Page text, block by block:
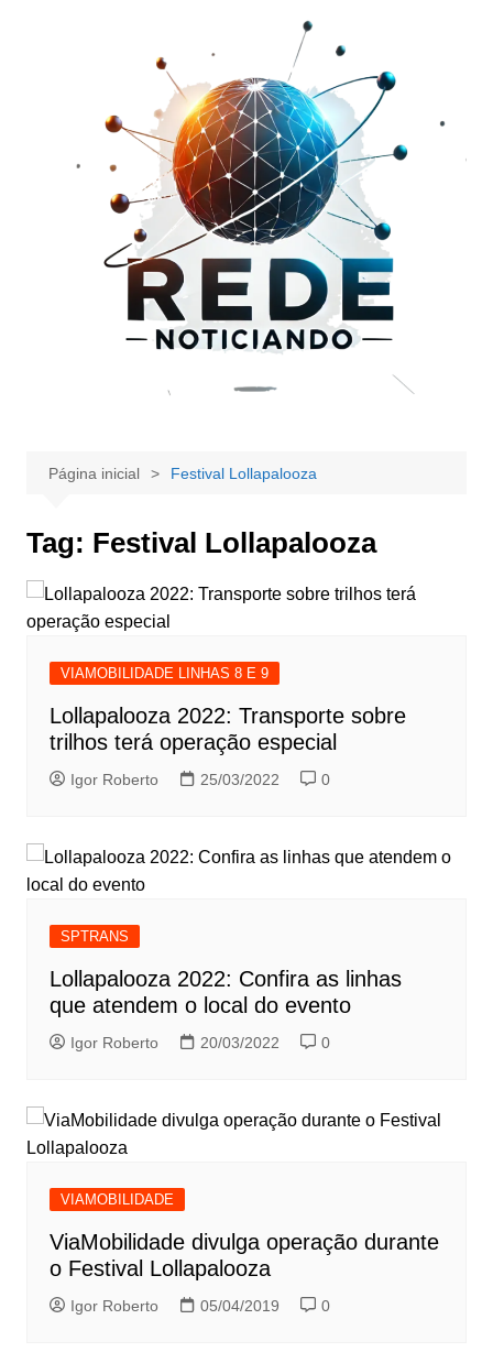
Página inicial Festival Lollapalooza
Tag: Festival Lollapalooza
VIAMOBILIDADE LINHAS 8 E 9
Lollapalooza 2022: Transporte sobre
trilhos terá operação especial
Igor Roberto 25/03/2022 0
SPTRANS
Lollapalooza 2022: Confira as linhas
que atendem o local do evento
Igor Roberto 20/03/2022 0
VIAMOBILIDADE
ViaMobilidade divulga operação durante
o Festival Lollapalooza
Igor Roberto 05/04/2019 0